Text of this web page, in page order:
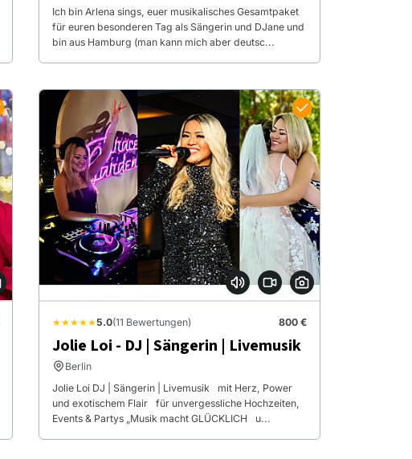
Ich bin Arlena sings, euer musikalisches Gesamtpaket
für euren besonderen Tag als Sängerin und DJane und
bin aus Hamburg (man kann mich aber deutsc...
★★★★★5.0(11 Bewertungen) 800 €
Jolie Loi - DJ | Sängerin | Livemusik
Berlin
Jolie Loi DJ | Sängerin | Livemusik mit Herz, Power
und exotischem Flair für unvergessliche Hochzeiten,
Events & Partys „Musik macht GLÜCKLICH u...